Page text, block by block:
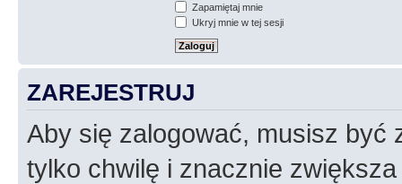
Zapamiętaj mnie
Ukryj mnie w tej sesji
ZAREJESTRUJ
Aby się zalogować, musisz być
tylko chwilę i znacznie